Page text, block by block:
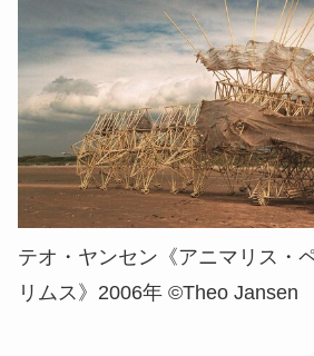
テオ・ヤンセン《アニマリス・
リムス》2006年 ©Theo Jansen